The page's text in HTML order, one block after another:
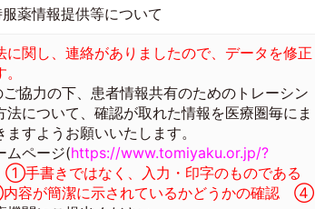
薬情報提供等について
関し、連絡がありましたので、データを修正
協力の下、患者情報共有のためのトレーシン
について、確認が取れた情報を医療圏毎にま
すようお願いいたします。
ムページ(https://www.tomiyaku.or.jp/?
①手書きではなく、入力・印字のものである
が簡潔に示されているかどうかの確認 ④